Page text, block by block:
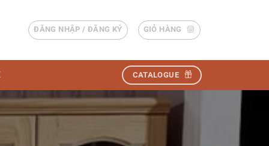
ĐĂNG NHẬP / ĐĂNG KÝ GIỎ HÀNG
CATALOGUE